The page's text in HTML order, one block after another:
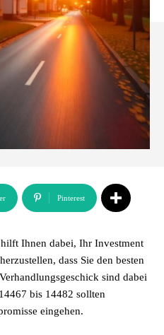
Pinterest
Ihnen dabei, Ihr Investment
dass Sie den besten
sind dabei
bis 14482 sollten
eingehen.